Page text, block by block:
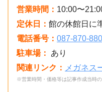
営業時間： 10:00〜
定休日： 館の休館日に
電話番号： 087-870-
駐車場：
あり
関連リンク： メガネス
※営業時間・価格等は記事作成当時の